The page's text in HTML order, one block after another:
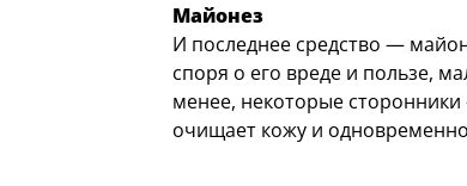
Майонез
И последнее средство —
споря о его вреде и пользе,
менее, некоторые
очищает кожу и